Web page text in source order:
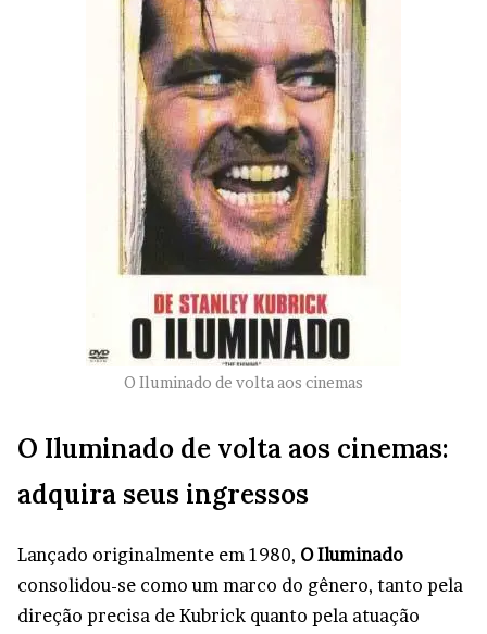
O Iluminado de volta aos cinemas
O Iluminado de volta aos cinemas:
adquira seus ingressos
Lançado originalmente em 1980, O Iluminado
consolidou-se como um marco do gênero, tanto pela
direção precisa de Kubrick quanto pela atuação